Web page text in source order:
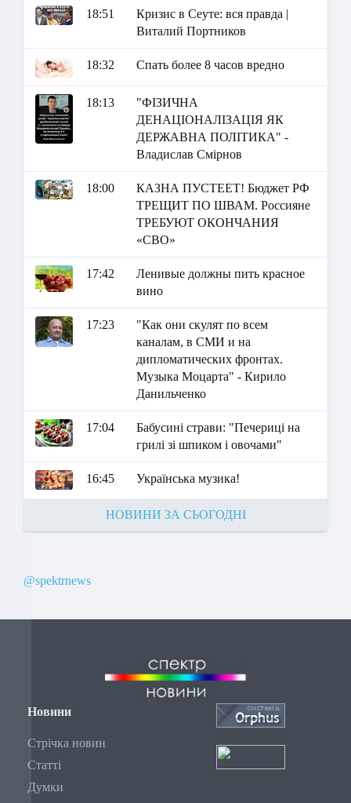
18:51
Кризис в Сеуте: вся правда |
Виталий Портников
18:32 Спать более 8 часов вредно
18:13
"ФІЗИЧНА
ДЕНАЦІОНАЛІЗАЦІЯ ЯК
ДЕРЖАВНА ПОЛІТИКА" -
Владислав Смірнов
18:00
КАЗНА ПУСТЕЕТ! Бюджет РФ
ТРЕЩИТ ПО ШВАМ. Россияне
ТРЕБУЮТ ОКОНЧАНИЯ
«СВО»
17:42
Ленивые должны пить красное
вино
17:23
"Как они скулят по всем
каналам, в СМИ и на
дипломатических фронтах.
Музыка Моцарта" - Кирило
Данильченко
17:04
Бабусині страви: "Печериці на
грилі зі шпиком і овочами"
16:45 Українська музика!
НОВИНИ ЗА СЬОГОДНІ
@spektrnews
Новини
Стрічка новин
Статті
Думки